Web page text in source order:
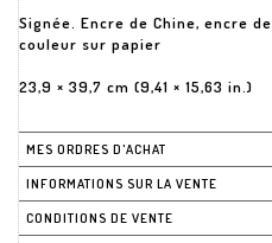
Signée. Encre de Chine, encre
couleur sur papier
23,9 × 39,7 cm (9,41 × 15,63 in.)
MES ORDRES D'ACHAT
INFORMATIONS SUR LA VENTE
CONDITIONS DE VENTE